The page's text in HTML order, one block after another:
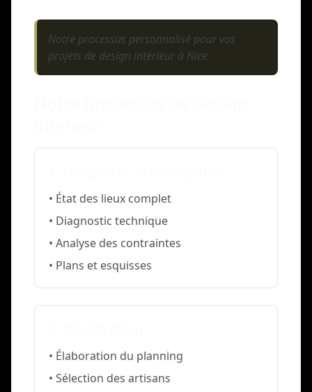
Notre processus personnalisé pour vos
projets de design intérieur à Nice
• État des lieux complet
• Diagnostic technique
• Analyse des contraintes
• Plans et esquisses
• Élaboration du planning
• Sélection des artisans